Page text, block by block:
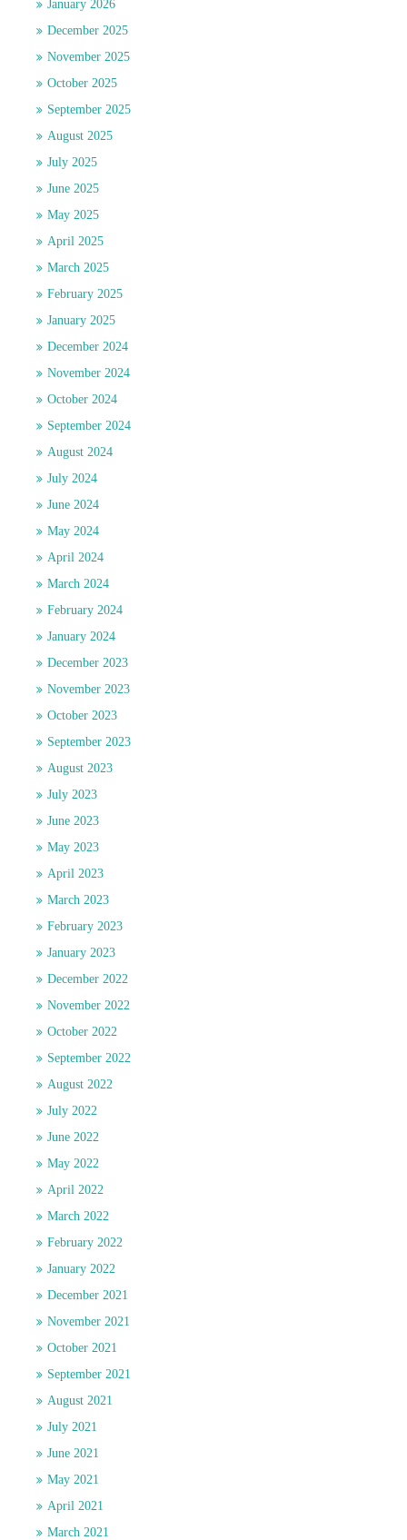
January 2026
December 2025
November 2025
October 2025
September 2025
August 2025
July 2025
June 2025
May 2025
April 2025
March 2025
February 2025
January 2025
December 2024
November 2024
October 2024
September 2024
August 2024
July 2024
June 2024
May 2024
April 2024
March 2024
February 2024
January 2024
December 2023
November 2023
October 2023
September 2023
August 2023
July 2023
June 2023
May 2023
April 2023
March 2023
February 2023
January 2023
December 2022
November 2022
October 2022
September 2022
August 2022
July 2022
June 2022
May 2022
April 2022
March 2022
February 2022
January 2022
December 2021
November 2021
October 2021
September 2021
August 2021
July 2021
June 2021
May 2021
April 2021
March 2021